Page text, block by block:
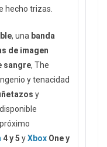
hecho trizas.
, una banda
de imagen
sangre, The
y tenacidad
y
4 y 5 yXbox One y